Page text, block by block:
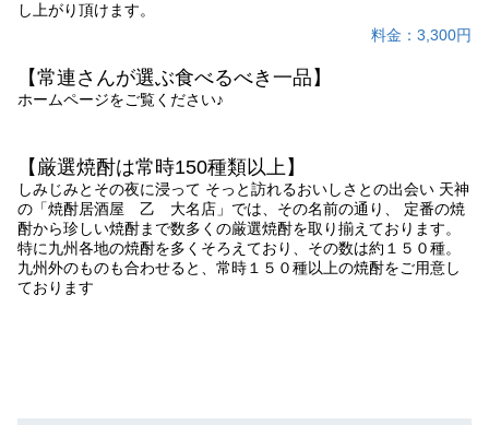
し上がり頂けます。
料金：3,300円
【常連さんが選ぶ食べるべき一品】
ホームページをご覧ください♪
【厳選焼酎は常時150種類以上】
しみじみとその夜に浸って そっと訪れるおいしさとの出会い 天神
の「焼酎居酒屋 乙 大名店」では、その名前の通り、 定番の焼
酎から珍しい焼酎まで数多くの厳選焼酎を取り揃えております。
特に九州各地の焼酎を多くそろえており、その数は約１５０種。
九州外のものも合わせると、常時１５０種以上の焼酎をご用意し
ております